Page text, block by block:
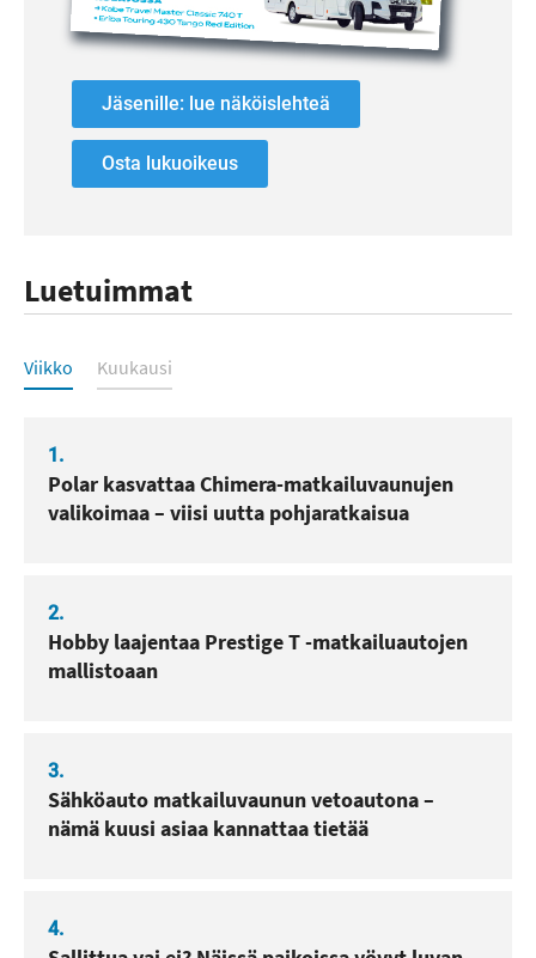
Jäsenille: lue näköislehteä
Osta lukuoikeus
Luetuimmat
Luetuimmat
Viikko Kuukausi
1.
Polar kasvattaa Chimera-matkailuvaunujen
valikoimaa – viisi uutta pohjaratkaisua
2.
Hobby laajentaa Prestige T -matkailuautojen
mallistoaan
3.
Sähköauto matkailuvaunun vetoautona –
nämä kuusi asiaa kannattaa tietää
4.